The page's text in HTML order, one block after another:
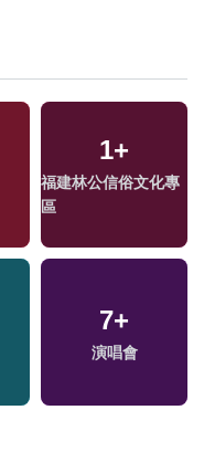
3+
兩岸佛教文化交流專
區
168
藝文